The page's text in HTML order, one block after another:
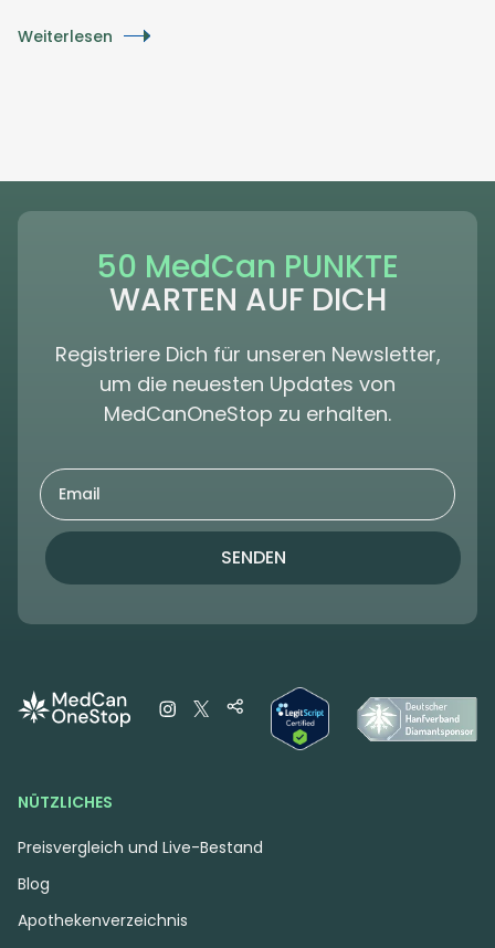
Weiterlesen
50 MedCan PUNKTE
WARTEN AUF DICH
Registriere Dich für unseren Newsletter,
um die neuesten Updates von
MedCanOneStop zu erhalten.
SENDEN
NÜTZLICHES
Preisvergleich und Live-Bestand
Blog
Apothekenverzeichnis